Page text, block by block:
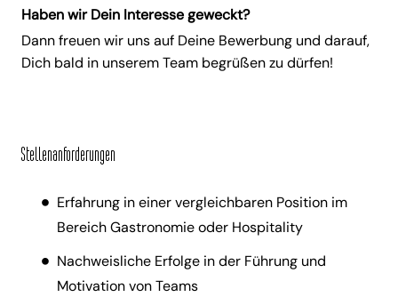
Haben wir Dein Interesse geweckt?
Dann freuen wir uns auf Deine Bewerbung und darauf,
Dich bald in unserem Team begrüßen zu dürfen!
Stellenanforderungen
Erfahrung in einer vergleichbaren Position im
Bereich Gastronomie oder Hospitality
Nachweisliche Erfolge in der Führung und
Motivation von Teams